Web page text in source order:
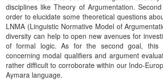
disciplines like Theory of Argumentation.
order to elucidate some theoretical questions
LNMA (Linguistic Normative Model of
diversity can help to open new avenues for
of formal logic. As for the second goal, this
concerning modal qualifiers and argument
rather difficult to corroborate within our Indo-
Aymara language.